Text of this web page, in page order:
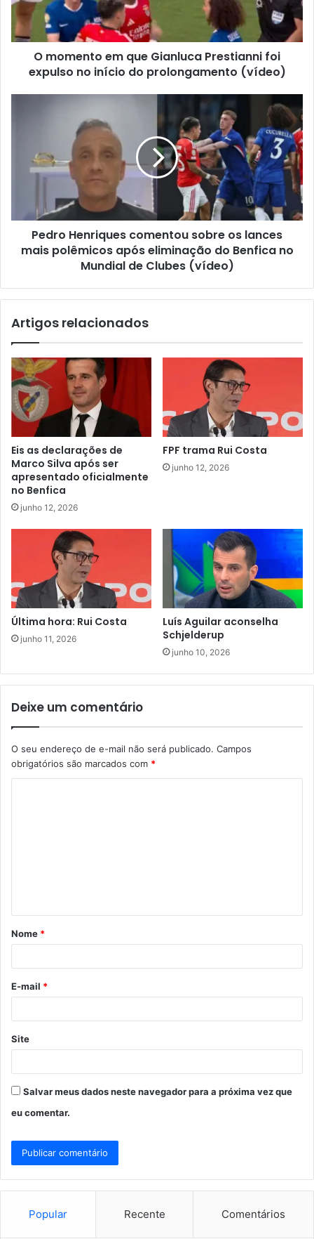
O momento em que Gianluca Prestianni foi
expulso no início do prolongamento (vídeo)
Pedro Henriques comentou sobre os lances
mais polêmicos após eliminação do Benfica no
Mundial de Clubes (vídeo)
Artigos relacionados
Eis as declarações de
Marco Silva após ser
apresentado oficialmente
no Benfica
junho 12, 2026
FPF trama Rui Costa
junho 12, 2026
Última hora: Rui Costa
junho 11, 2026
Luís Aguilar aconselha
Schjelderup
junho 10, 2026
Deixe um comentário
O seu endereço de e-mail não será publicado. Campos
obrigatórios são marcados com *
á
r
*
Nome *
E-mail *
Site
Salvar meus dados neste navegador para a próxima vez que
eu comentar.
Popular Recente Comentários